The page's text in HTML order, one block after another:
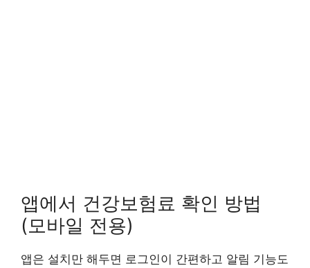
앱에서 건강보험료 확인 방법
(모바일 전용)
앱은 설치만 해두면 로그인이 간편하고 알림 기능도